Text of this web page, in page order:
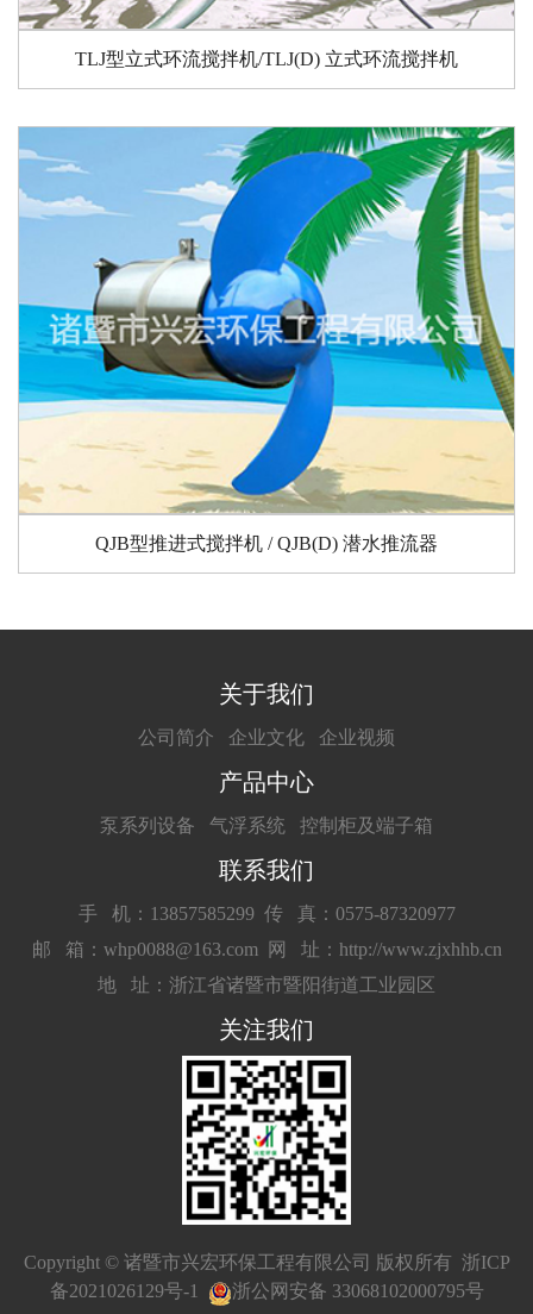
TLJ型立式环流搅拌机/TLJ(D) 立式环流搅拌机
QJB型推进式搅拌机 / QJB(D) 潜水推流器
关于我们
公司简介 企业文化 企业视频
产品中心
泵系列设备 气浮系统 控制柜及端子箱
联系我们
手 机：13857585299 传 真：0575-87320977
邮 箱：whp0088@163.com
网 址：http://www.zjxhhb.cn
地 址：浙江省诸暨市暨阳街道工业园区
关注我们
Copyright © 诸暨市兴宏环保工程有限公司 版权所有 浙ICP
备2021026129号-1
浙公网安备 33068102000795号